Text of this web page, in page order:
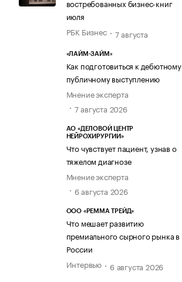
востребованных бизнес-книг
июля
РБК Бизнес
7 августа
«ЛАЙМ-ЗАЙМ»
Как подготовиться к дебютному
публичному выступлению
Мнение эксперта
7 августа 2026
АО «ДЕЛОВОЙ ЦЕНТР
НЕЙРОХИРУРГИИ»
Что чувствует пациент, узнав о
тяжелом диагнозе
Мнение эксперта
6 августа 2026
ООО «РЕММА ТРЕЙД»
Что мешает развитию
премиального сырного рынка в
России
Интервью
6 августа 2026